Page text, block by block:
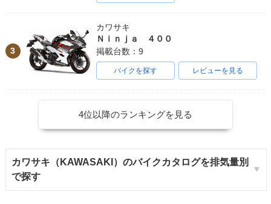
3
カワサキ
Ｎｉｎｊａ ４００
掲載台数：9
バイクを探す レビューを見る
4位以降のランキングを見る
カワサキ（KAWASAKI）のバイクカタログを排気量別
で探す